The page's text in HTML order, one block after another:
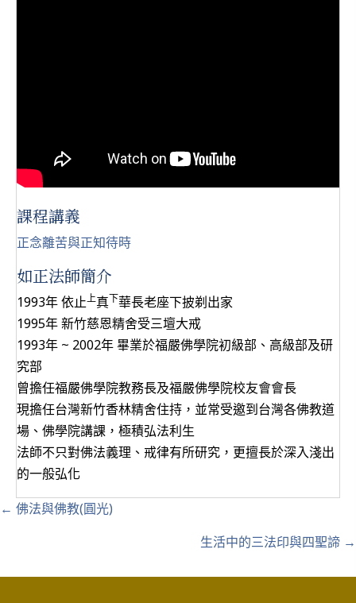
課程講義
正念離苦與正知待時
如正法師簡介
1993年 依止上真下華長老座下披剃出家
1995年 新竹慈恩精舍受三壇大戒
1993年 ~ 2002年 畢業於福嚴佛學院初級部、高級部及研
究部
曾擔任福嚴佛學院教務長及福嚴佛學院校友會會長
現擔任台灣新竹香林精舍住持，並常受邀到台灣各佛教道
場、佛學院講課，極積弘法利生
法師不只對佛法義理、戒律有所研究，更擅長於深入淺出
的一般弘化
Posts
← 佛法與佛教(圓光)
生活中的三法印與四聖諦 →